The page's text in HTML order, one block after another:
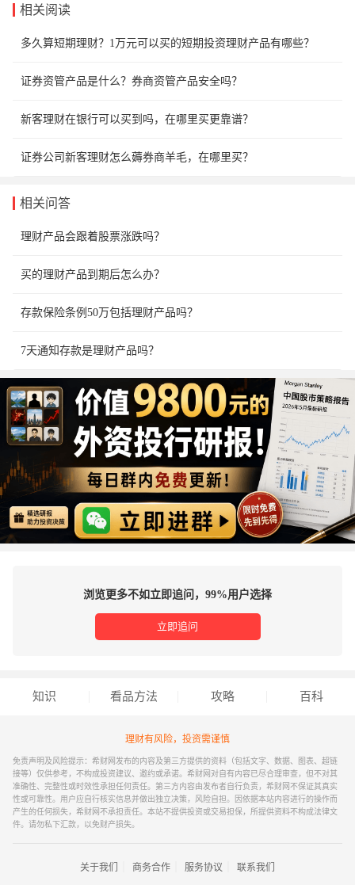
相关阅读
多久算短期理财？1万元可以买的短期投资理财产品有哪些？
证券资管产品是什么？券商资管产品安全吗？
新客理财在银行可以买到吗，在哪里买更靠谱？
证券公司新客理财怎么薅券商羊毛，在哪里买？
相关问答
理财产品会跟着股票涨跌吗？
买的理财产品到期后怎么办？
存款保险条例50万包括理财产品吗？
7天通知存款是理财产品吗？
浏览更多不如立即追问，99%用户选择
立即追问
知识 看品方法 攻略 百科
理财有风险，投资需谨慎
免责声明及风险提示：希财网发布的内容及第三方提供的资料（包括文字、数据、图表、超链
接等）仅供参考，不构成投资建议、邀约或承诺。希财网对自有内容已尽合理审查，但不对其
准确性、完整性或时效性承担任何责任。第三方内容由发布者自行负责，希财网不保证其真实
性或可靠性。用户应自行核实信息并做出独立决策，风险自担。因依据本站内容进行的操作而
产生的任何损失，希财网不承担责任。本站不提供投资或交易担保，所提供资料不构成法律文
件。请勿私下汇款，以免财产损失。
关于我们 商务合作 服务协议 联系我们